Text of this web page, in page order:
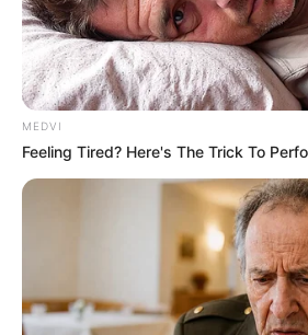
βασίζεται στο ολλανδικό
και ακολουθεί την ίδια
διαγωνιζόμενοι περνούν από
κλειστές καρέκλες, ώστε οι
επιλέγουν μόνο από τη φωνή
Στη συνέχεια, ακολουθούν
πρόβες και οι ζωντανές
ανάδειξη του νικητή. Στην
έχει αγαπηθεί ιδιαίτερα από
αναδείξει πολλούς νέους
MEDVI
Feeling Tired? Here's The Trick To